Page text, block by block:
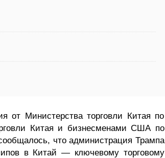
от Министерства торговли Китая по
Китая и бизнесменами США по
что администрация Трампа
в Китай — ключевому торговому